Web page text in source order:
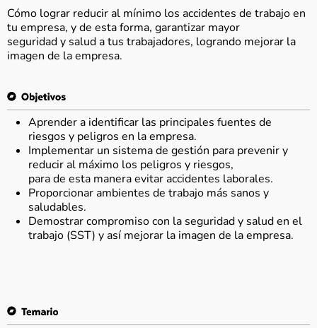
Cómo lograr reducir al mínimo los accidentes de trabajo en
tu empresa, y de esta forma, garantizar mayor
seguridad y salud a tus trabajadores, logrando mejorar la
imagen de la empresa.
Aprender a identificar las principales fuentes de
riesgos y peligros en la empresa.
Implementar un sistema de gestión para prevenir y
reducir al máximo los peligros y riesgos,
para de esta manera evitar accidentes laborales.
Proporcionar ambientes de trabajo más sanos y
saludables.
Demostrar compromiso con la seguridad y salud en el
trabajo (SST) y así mejorar la imagen de la empresa.